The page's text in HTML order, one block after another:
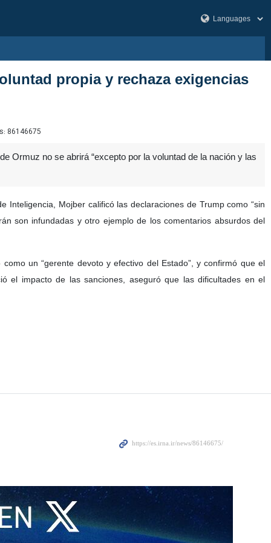
propia y rechaza exigencias
86146675
Ormuz no se abrirá “excepto por la voluntad de la nación y las
Mojber calificó las declaraciones de Trump como “sin
son infundadas y otro ejemplo de los comentarios absurdos del
un “gerente devoto y efectivo del Estado”, y confirmó que el
el impacto de las sanciones, aseguró que las dificultades en el